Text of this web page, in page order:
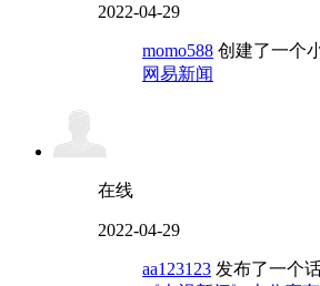
2022-04-29
momo588 创建了一个
网易新闻
在线
2022-04-29
aa123123 发布了一个